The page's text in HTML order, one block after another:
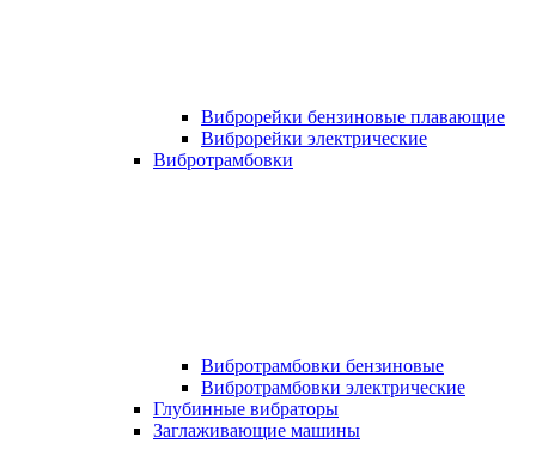
Виброрейки бензиновые плавающие
Виброрейки электрические
Вибротрамбовки
Вибротрамбовки бензиновые
Вибротрамбовки электрические
Глубинные вибраторы
Заглаживающие машины